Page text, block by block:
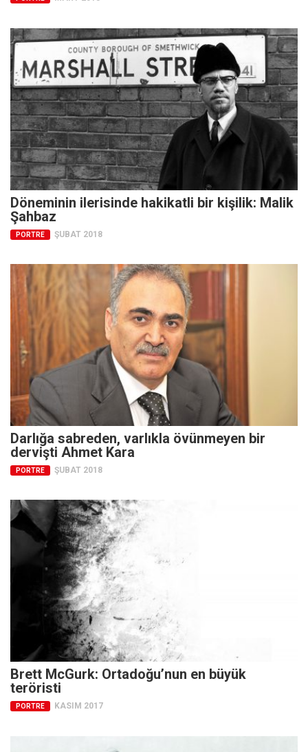
Amerika
Avustralya
Düşünce
Dosyalar
Döneminin ilerisinde hakikatli bir kişilik: Malik
Şahbaz
PORTRE ŞUBAT 2018
Darlığa sabreden, varlıkla övünmeyen bir
dervişti Ahmet Kara
PORTRE ŞUBAT 2018
Brett McGurk: Ortadoğu’nun en büyük
teröristi
PORTRE KASIM 2017